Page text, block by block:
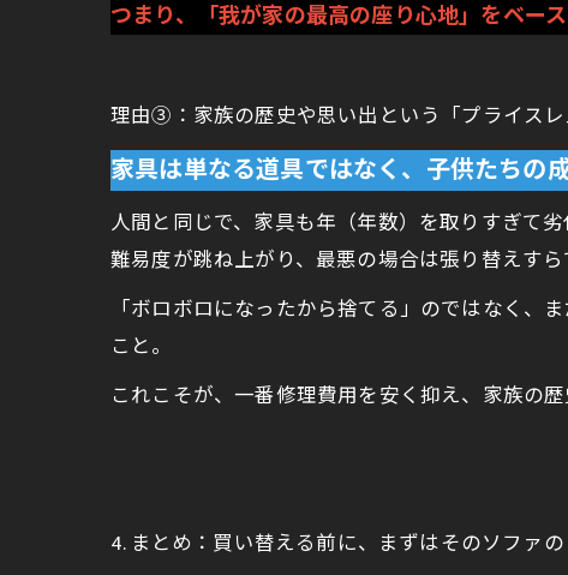
つまり、「我が家の最高の座り心地」をベー
理由③：家族の歴史や思い出という「プライス
家具は単なる道具ではなく、子供たちの
人間と同じで、家具も年（年数）を取りすぎて
難易度が跳ね上がり、最悪の場合は張り替えすら
「ボロボロになったから捨てる」のではなく、
こと。
これこそが、一番修理費用を安く抑え、家族の
4. まとめ：買い替える前に、まずはそのソファ